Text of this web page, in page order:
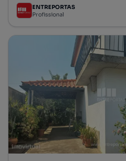
ENTREPORTAS
Profissional